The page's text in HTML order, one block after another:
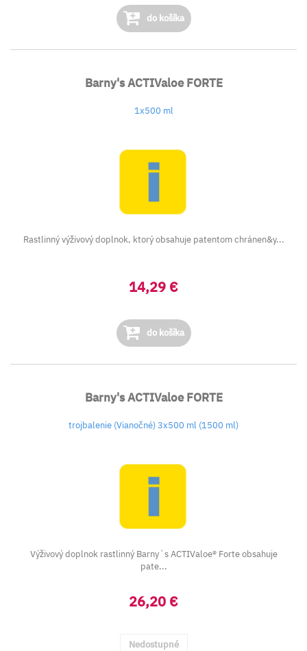
do košíka
Barny's ACTIValoe FORTE
1x500 ml
Rastlinný výživový doplnok, ktorý obsahuje patentom chránen&y...
14,29 €
do košíka
Barny's ACTIValoe FORTE
trojbalenie (Vianočné) 3x500 ml (1500 ml)
Výživový doplnok rastlinný Barny´s ACTIValoe® Forte obsahuje
pate...
26,20 €
Nedostupné